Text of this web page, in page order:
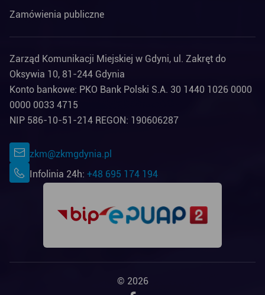
Zamówienia publiczne
Zarząd Komunikacji Miejskiej w Gdyni, ul. Zakręt do
Oksywia 10, 81-244 Gdynia
Konto bankowe: PKO Bank Polski S.A. 30 1440 1026 0000
0000 0033 4715
NIP 586-10-51-214 REGON: 190606287
zkm@zkmgdynia.pl
Infolinia 24h: +48 695 174 194
© 2026